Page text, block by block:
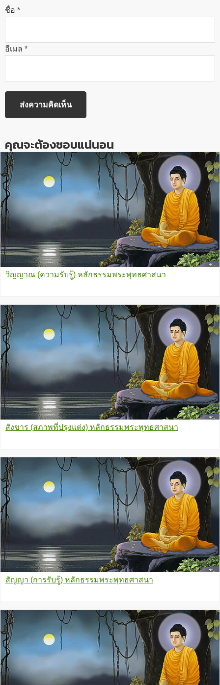
ชื่อ *
อีเมล *
คุณจะต้องชอบแน่นอน
วิญญาณ (ความรับรู้) หลักธรรมพระพุทธศาสนา
สังขาร (สภาพที่ปรุงแต่ง) หลักธรรมพระพุทธศาสนา
สัญญา (การรับรู้) หลักธรรมพระพุทธศาสนา